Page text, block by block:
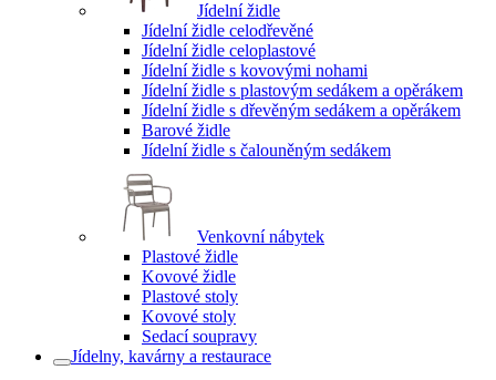
Jídelní židle
Jídelní židle celodřevěné
Jídelní židle celoplastové
Jídelní židle s kovovými nohami
Jídelní židle s plastovým sedákem a opěrákem
Jídelní židle s dřevěným sedákem a opěrákem
Barové židle
Jídelní židle s čalouněným sedákem
Venkovní nábytek
Plastové židle
Kovové židle
Plastové stoly
Kovové stoly
Sedací soupravy
Jídelny, kavárny a restaurace